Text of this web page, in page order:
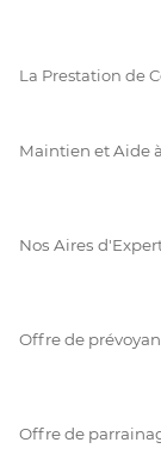
La Prestation de
Maintien et Aide
Nos Aires
Offre de
Offre de